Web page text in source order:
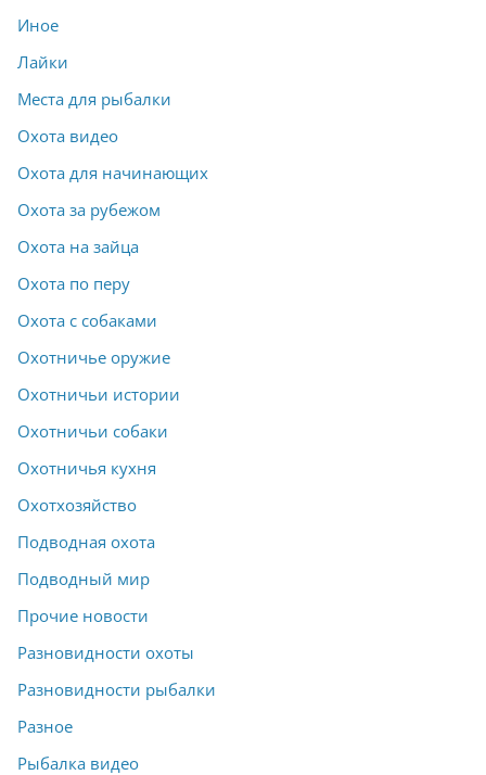
Иное
Лайки
Места для рыбалки
Охота видео
Охота для начинающих
Охота за рубежом
Охота на зайца
Охота по перу
Охота с собаками
Охотничье оружие
Охотничьи истории
Охотничьи собаки
Охотничья кухня
Охотхозяйство
Подводная охота
Подводный мир
Прочие новости
Разновидности охоты
Разновидности рыбалки
Разное
Рыбалка видео